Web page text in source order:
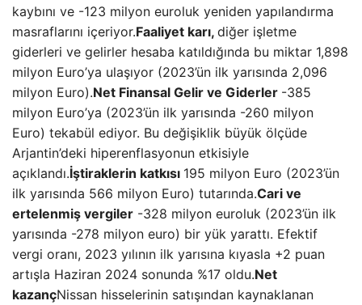
kaybını ve -123 milyon euroluk yeniden yapılandırma
masraflarını içeriyor.Faaliyet karı, diğer işletme
giderleri ve gelirler hesaba katıldığında bu miktar 1,898
milyon Euro’ya ulaşıyor (2023’ün ilk yarısında 2,096
milyon Euro).Net Finansal Gelir ve Giderler -385
milyon Euro’ya (2023’ün ilk yarısında -260 milyon
Euro) tekabül ediyor. Bu değişiklik büyük ölçüde
Arjantin’deki hiperenflasyonun etkisiyle
açıklandı.İştiraklerin katkısı 195 milyon Euro (2023’ün
ilk yarısında 566 milyon Euro) tutarında.Cari ve
ertelenmiş vergiler -328 milyon euroluk (2023’ün ilk
yarısında -278 milyon euro) bir yük yarattı. Efektif
vergi oranı, 2023 yılının ilk yarısına kıyasla +2 puan
artışla Haziran 2024 sonunda %17 oldu.Net
kazançNissan hisselerinin satışından kaynaklanan